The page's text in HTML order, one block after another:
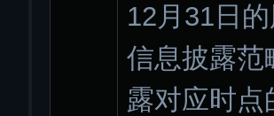
12月31日
信息披露范
露对应时